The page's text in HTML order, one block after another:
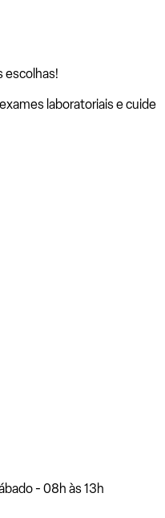
escolhas!
laboratoriais e cuide
- 08h às 13h